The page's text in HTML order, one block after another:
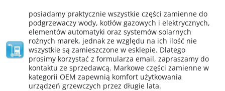
posiadamy praktycznie wszystkie części zamienne do
podgrzewaczy wody, kotłów gazowych i elektrycznych,
elementów automatyki oraz systemów solarnych
rożnych marek, jednak ze względu na ich ilość nie
wszystkie są zamieszczone w esklepie. Dlatego
prosimy korzystać z formularza email, zapraszamy do
kontaktu ze sprzedawcą. Markowe części zamienne w
kategorii OEM zapewnią komfort użytkowania
urządzeń grzewczych przez długie lata.